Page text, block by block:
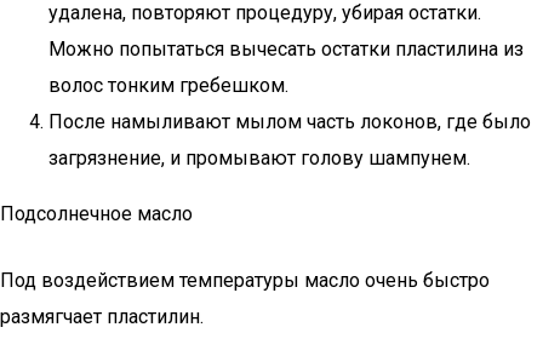
удалена, повторяют процедуру, убирая остатки.
Можно попытаться вычесать остатки пластилина из
волос тонким гребешком.
После намыливают мылом часть локонов, где было
загрязнение, и промывают голову шампунем.
Подсолнечное масло
Под воздействием температуры масло очень быстро
размягчает пластилин.